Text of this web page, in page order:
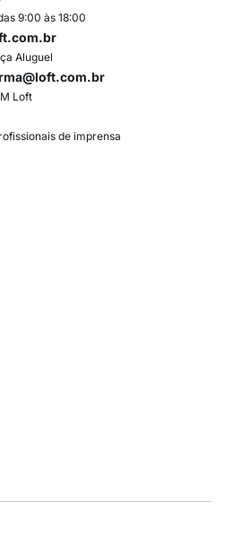
9:00 às 18:00
Aluguel
Loft
de imprensa